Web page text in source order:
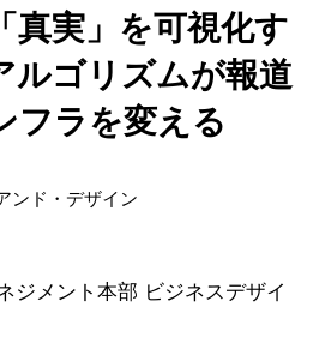
真実」を可視化す
ゴリズムが報道
フラを変える
ンド・デザイン
ジメント本部 ビジネスデザイ